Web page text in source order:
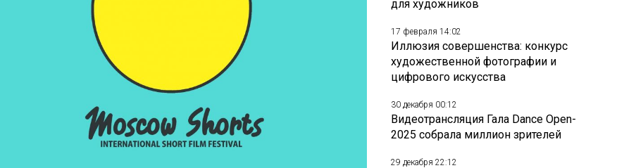
для художников
17 февраля 14:02
Иллюзия совершенства: конкурс
художественной фотографии и
цифрового искусства
30 декабря 00:12
Видеотрансляция Гала Dance Open-
2025 собрала миллион зрителей
29 декабря 22:12